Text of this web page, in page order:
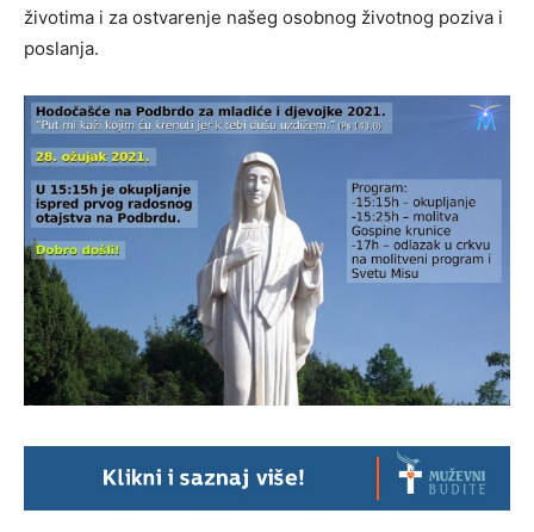
životima i za ostvarenje našeg osobnog životnog poziva i
poslanja.